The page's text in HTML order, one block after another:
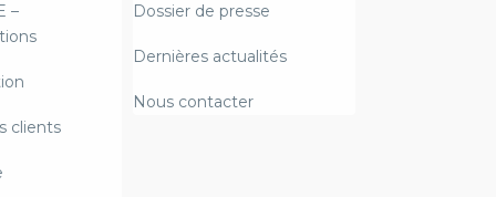
–
clients
Dossier de presse
Dernières actualités
Nous contacter